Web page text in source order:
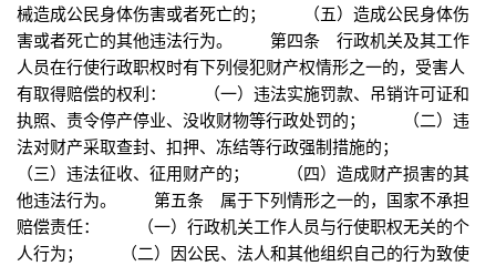
械造成公民身体伤害或者死亡的； （五）造成公民身体伤
害或者死亡的其他违法行为。 第四条 行政机关及其工作
人员在行使行政职权时有下列侵犯财产权情形之一的，受害人
有取得赔偿的权利： （一）违法实施罚款、吊销许可证和
执照、责令停产停业、没收财物等行政处罚的； （二）违
法对财产采取查封、扣押、冻结等行政强制措施的；
（三）违法征收、征用财产的； （四）造成财产损害的其
他违法行为。 第五条 属于下列情形之一的，国家不承担
赔偿责任： （一）行政机关工作人员与行使职权无关的个
人行为； （二）因公民、法人和其他组织自己的行为致使